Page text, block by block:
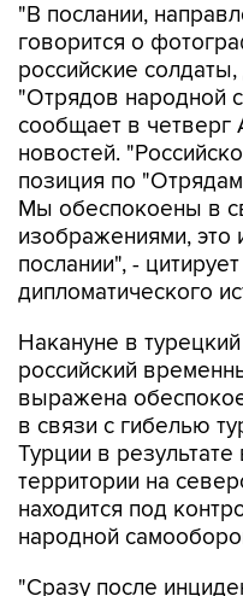
"В послании,
говорится о
российские
"Отрядов народной
сообщает в четверг
новостей.
позиция по
Мы обеспокоены в
изображениями,
послании", -
дипломатического
Накануне в
российский
выражена
в связи с гибелью
Турции в
территории на
находится под
народной
"Сразу после